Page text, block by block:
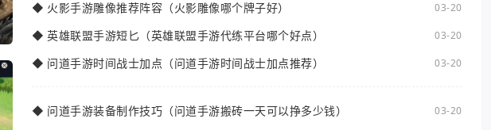
◆ 火影手游雕像推荐阵容（火影雕像哪个牌子好） 03-20
◆ 英雄联盟手游短匕（英雄联盟手游代练平台哪个好点） 03-20
◆ 问道手游时间战士加点（问道手游时间战士加点推荐） 03-20
◆ 问道手游装备制作技巧（问道手游搬砖一天可以挣多少钱） 03-20